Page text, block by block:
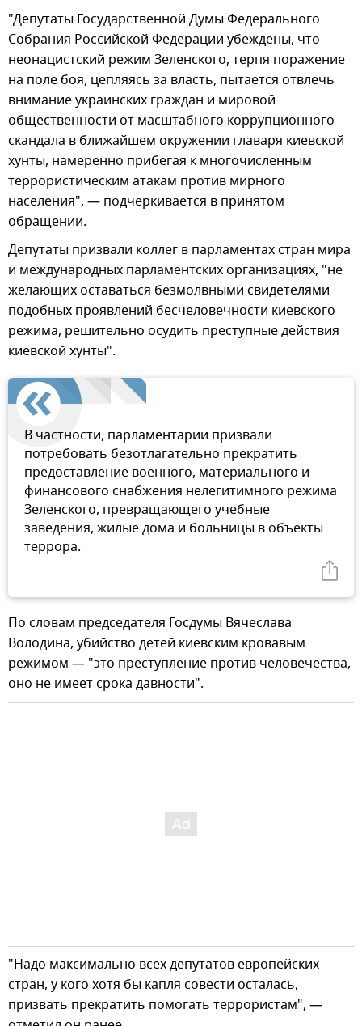
"Депутаты Государственной Думы Федерального
Собрания Российской Федерации убеждены, что
неонацистский режим Зеленского, терпя поражение
на поле боя, цепляясь за власть, пытается отвлечь
внимание украинских граждан и мировой
общественности от масштабного коррупционного
скандала в ближайшем окружении главаря киевской
хунты, намеренно прибегая к многочисленным
террористическим атакам против мирного
населения", — подчеркивается в принятом
обращении.
Депутаты призвали коллег в парламентах стран мира
и международных парламентских организациях, "не
желающих оставаться безмолвными свидетелями
подобных проявлений бесчеловечности киевского
режима, решительно осудить преступные действия
киевской хунты".
В частности, парламентарии призвали
потребовать безотлагательно прекратить
предоставление военного, материального и
финансового снабжения нелегитимного режима
Зеленского, превращающего учебные
заведения, жилые дома и больницы в объекты
террора.
По словам председателя Госдумы Вячеслава
Володина, убийство детей киевским кровавым
режимом — "это преступление против человечества,
оно не имеет срока давности".
"Надо максимально всех депутатов европейских
стран, у кого хотя бы капля совести осталась,
призвать прекратить помогать террористам", —